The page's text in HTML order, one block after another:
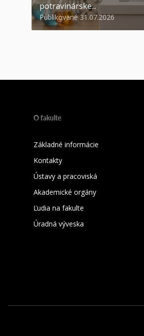
potravinárske...
Publikované 31.07.2026
O fakulte
Základné informácie
Kontakty
Ústavy a pracoviská
Akademické orgány
Ľudia na fakulte
Úradná výveska